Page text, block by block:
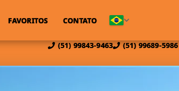
(51) 99843-9463 (51) 99689-5986
FAVORITOS CONTATO